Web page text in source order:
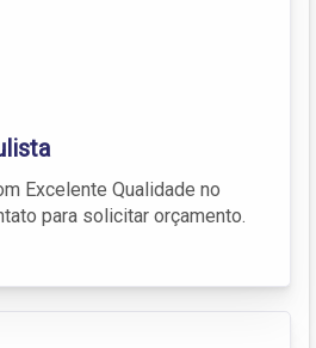
Excelente Qualidade no
para solicitar orçamento.